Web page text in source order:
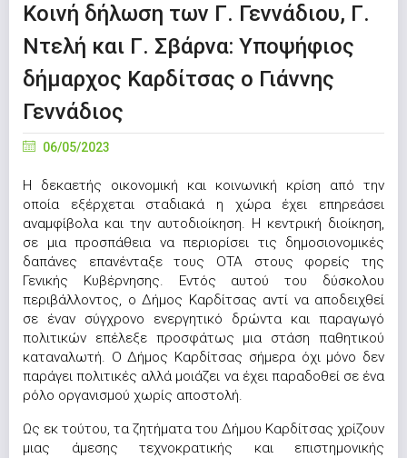
Κοινή δήλωση των Γ. Γεννάδιου, Γ.
Ντελή και Γ. Σβάρνα: Υποψήφιος
δήμαρχος Καρδίτσας ο Γιάννης
Γεννάδιος
06/05/2023
Η δεκαετής οικονομική και κοινωνική κρίση από την
οποία εξέρχεται σταδιακά η χώρα έχει επηρεάσει
αναμφίβολα και την αυτοδιοίκηση. Η κεντρική διοίκηση,
σε μια προσπάθεια να περιορίσει τις δημοσιονομικές
δαπάνες επανένταξε τους ΟΤΑ στους φορείς της
Γενικής Κυβέρνησης. Εντός αυτού του δύσκολου
περιβάλλοντος, ο Δήμος Καρδίτσας αντί να αποδειχθεί
σε έναν σύγχρονο ενεργητικό δρώντα και παραγωγό
πολιτικών επέλεξε προσφάτως μια στάση παθητικού
καταναλωτή. Ο Δήμος Καρδίτσας σήμερα όχι μόνο δεν
παράγει πολιτικές αλλά μοιάζει να έχει παραδοθεί σε ένα
ρόλο οργανισμού χωρίς αποστολή.
Ως εκ τούτου, τα ζητήματα του Δήμου Καρδίτσας χρίζουν
μιας άμεσης τεχνοκρατικής και επιστημονικής